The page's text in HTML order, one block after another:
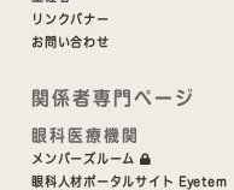
リンクバナー
お問い合わせ
関係者専門ページ
眼科医療機関
メンバーズルーム
眼科人材ポータルサイト Eyetem